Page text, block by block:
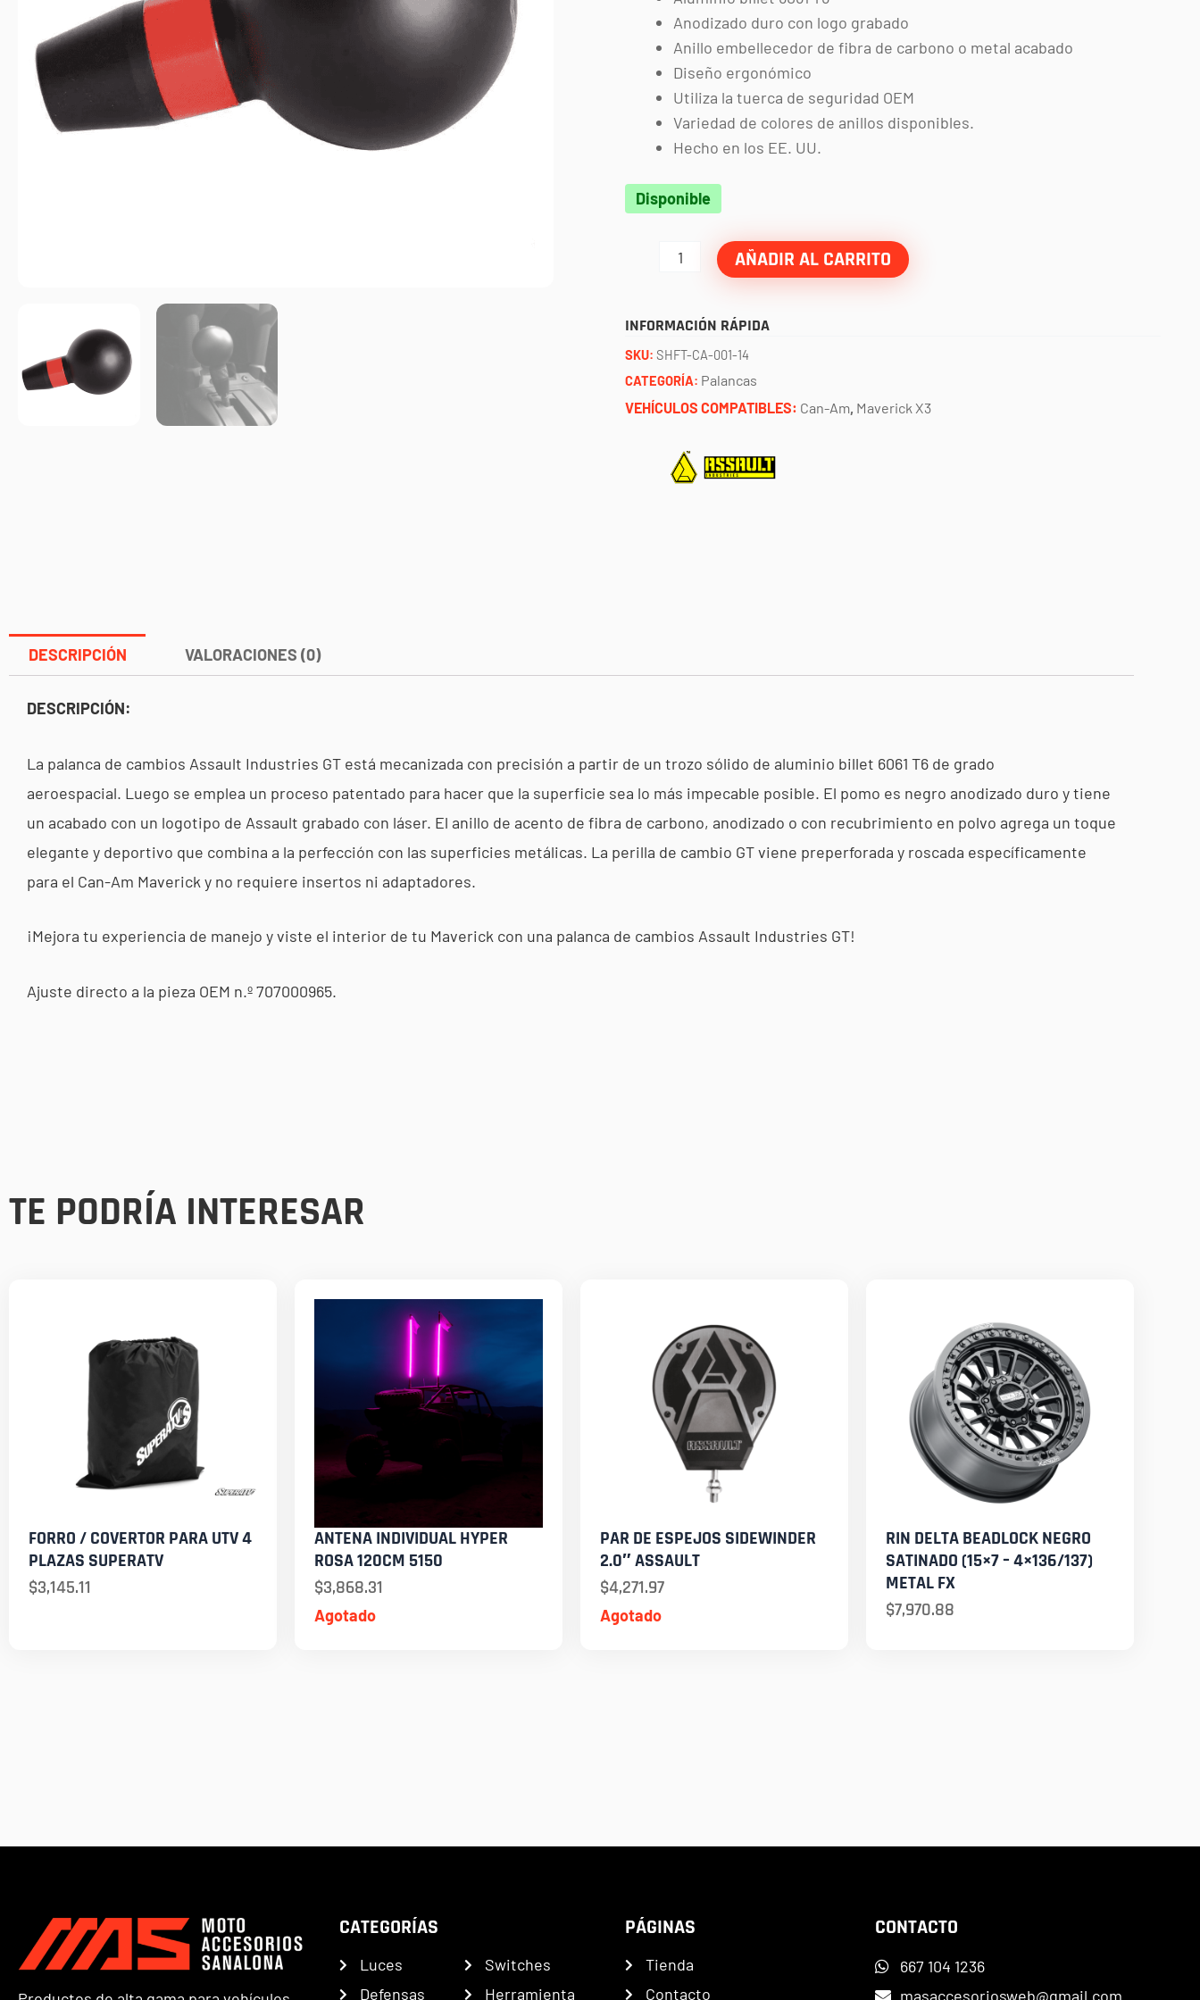
Anodizado duro con logo grabado
Anillo embellecedor de fibra de carbono o metal acabado
Diseño ergonómico
Utiliza la tuerca de seguridad OEM
Variedad de colores de anillos disponibles.
Hecho en los EE. UU.
Disponible
Palanca
cambios
X3)
Roja
cantidad
AÑADIR AL CARRITO
INFORMACIÓN RÁPIDA
SKU: SHFT-CA-001-14
CATEGORÍA: Palancas
VEHÍCULOS COMPATIBLES: Can-Am, Maverick X3
DESCRIPCIÓN VALORACIONES (0)
DESCRIPCIÓN:
La palanca de cambios Assault Industries GT está mecanizada con precisión a partir de un trozo sólido de aluminio billet 6061 T6 de grado
aeroespacial. Luego se emplea un proceso patentado para hacer que la superficie sea lo más impecable posible. El pomo es negro anodizado duro y tiene
un acabado con un logotipo de Assault grabado con láser. El anillo de acento de fibra de carbono, anodizado o con recubrimiento en polvo agrega un toque
elegante y deportivo que combina a la perfección con las superficies metálicas. La perilla de cambio GT viene preperforada y roscada específicamente
para el Can-Am Maverick y no requiere insertos ni adaptadores.
¡Mejora tu experiencia de manejo y viste el interior de tu Maverick con una palanca de cambios Assault Industries GT!
Ajuste directo a la pieza OEM n.º 707000965.
TE PODRÍA INTERESAR
FORRO / COVERTOR PARA UTV 4
PLAZAS SUPERATV
$3,145.11
Agotado
ANTENA INDIVIDUAL HYPER
ROSA 120CM 5150
$3,868.31
Agotado
PAR DE ESPEJOS SIDEWINDER
2.0″ ASSAULT
$4,271.97
RIN DELTA BEADLOCK NEGRO
SATINADO (15×7 – 4×136/137)
METAL FX
$7,970.88
CATEGORÍAS
Luces
Defensas
Switches
Herramienta
PÁGINAS
Tienda
Contacto
CONTACTO
667 104 1236
masaccesoriosweb@gmail.com